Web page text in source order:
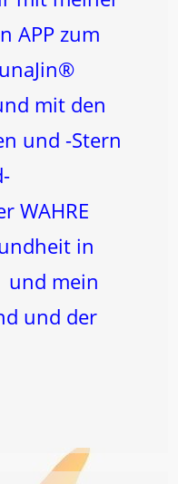
APP zum
mit den
und -Stern
WAHRE
in
und mein
und der